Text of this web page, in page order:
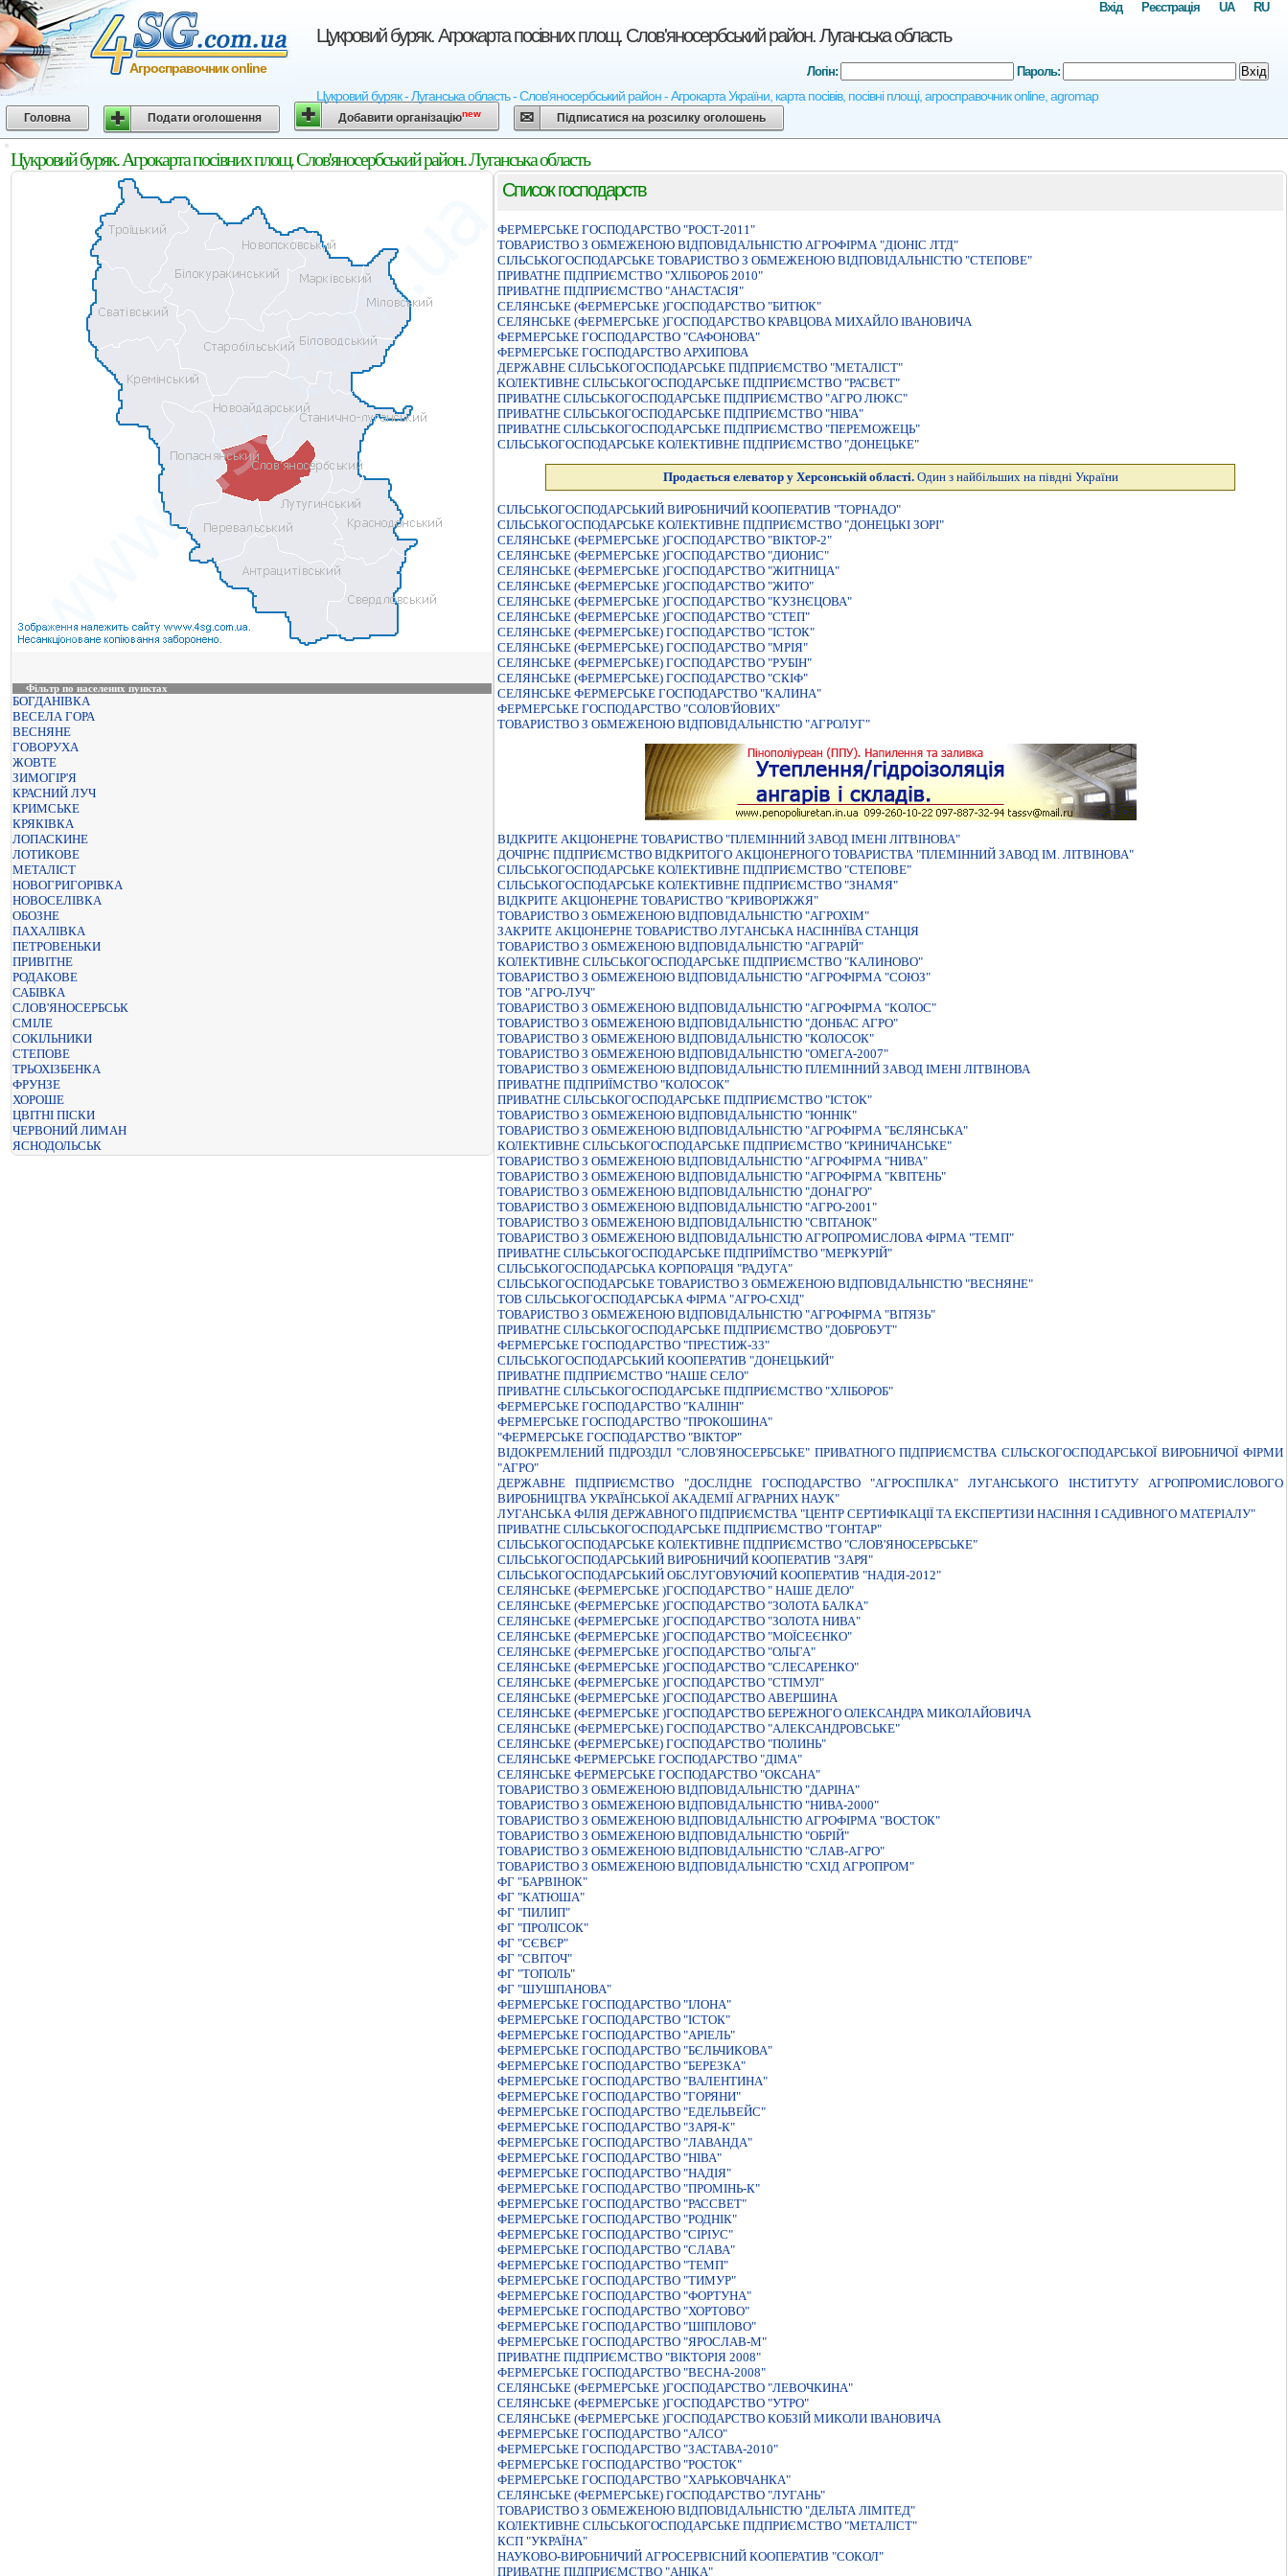
Цукровий буряк. Агрокарта посівних площ. Слов'яносербський район. Луганська область
Цукровий буряк - Луганська область - Слов'яносербський район - Агрокарта України, карта посівів, посівні площі, агросправочник online, agromap
Агросправочник online
RU
UA
Реєстрація
Вхід
Логін: Пароль: Вхід
Головна Подати оголошення Добавити організаціюnew Підписатися на розсилку оголошень
Цукровий буряк. Агрокарта посівних площ. Слов'яносербський район. Луганська область
Фільтр по населених пунктах
БОГДАНІВКА
ВЕСЕЛА ГОРА
ВЕСНЯНЕ
ГОВОРУХА
ЖОВТЕ
ЗИМОГІР'Я
КРАСНИЙ ЛУЧ
КРИМСЬКЕ
КРЯКІВКА
ЛОПАСКИНЕ
ЛОТИКОВЕ
МЕТАЛІСТ
НОВОГРИГОРІВКА
НОВОСЕЛІВКА
ОБОЗНЕ
ПАХАЛІВКА
ПЕТРОВЕНЬКИ
ПРИВІТНЕ
РОДАКОВЕ
САБІВКА
СЛОВ'ЯНОСЕРБСЬК
СМІЛЕ
СОКІЛЬНИКИ
СТЕПОВЕ
ТРЬОХІЗБЕНКА
ФРУНЗЕ
ХОРОШЕ
ЦВІТНІ ПІСКИ
ЧЕРВОНИЙ ЛИМАН
ЯСНОДОЛЬСЬК
Список господарств
ФЕРМЕРСЬКЕ ГОСПОДАРСТВО "РОСТ-2011"
ТОВАРИСТВО З ОБМЕЖЕНОЮ ВIДПОВIДАЛЬНIСТЮ АГРОФIРМА "ДIОНIС ЛТД"
СІЛЬСЬКОГОСПОДАРСЬКЕ ТОВАРИСТВО З ОБМЕЖЕНОЮ ВІДПОВІДАЛЬНІСТЮ "СТЕПОВЕ"
ПРИВАТНЕ ПIДПРИЄМСТВО "ХЛIБОРОБ 2010"
ПРИВАТНЕ ПІДПРИЄМСТВО "АНАСТАСІЯ"
СЕЛЯНСЬКЕ (ФЕРМЕРСЬКЕ )ГОСПОДАРСТВО "БИТЮК"
СЕЛЯНСЬКЕ (ФЕРМЕРСЬКЕ )ГОСПОДАРСТВО КРАВЦОВА МИХАЙЛО IВАНОВИЧА
ФЕРМЕРСЬКЕ ГОСПОДАРСТВО "САФОНОВА"
ФЕРМЕРСЬКЕ ГОСПОДАРСТВО АРХИПОВА
ДЕРЖАВНЕ СIЛЬСЬКОГОСПОДАРСЬКЕ ПIДПРИЄМСТВО "МЕТАЛIСТ"
КОЛЕКТИВНЕ СІЛЬСЬКОГОСПОДАРСЬКЕ ПІДПРИЄМСТВО "РАСВЄТ"
ПРИВАТНЕ СIЛЬСЬКОГОСПОДАРСЬКЕ ПIДПРИЄМСТВО "АГРО ЛЮКС"
ПРИВАТНЕ СIЛЬСЬКОГОСПОДАРСЬКЕ ПIДПРИЄМСТВО "НIВА"
ПРИВАТНЕ СІЛЬСЬКОГОСПОДАРСЬКЕ ПІДПРИЄМСТВО "ПЕРЕМОЖЕЦЬ"
СIЛЬСЬКОГОСПОДАРСЬКЕ КОЛЕКТИВНЕ ПIДПРИЄМСТВО "ДОНЕЦЬКЕ"
Продається елеватор у Херсонській області. Один з найбільших на півдні України
СIЛЬСЬКОГОСПОДАРСЬКИЙ ВИРОБНИЧИЙ КООПЕРАТИВ "ТОРНАДО"
СІЛЬСЬКОГОСПОДАРСЬКЕ КОЛЕКТИВНЕ ПІДПРИЄМСТВО "ДОНЕЦЬКІ ЗОРІ"
СЕЛЯНСЬКЕ (ФЕРМЕРСЬКЕ )ГОСПОДАРСТВО "ВIКТОР-2"
СЕЛЯНСЬКЕ (ФЕРМЕРСЬКЕ )ГОСПОДАРСТВО "ДИОНИС"
СЕЛЯНСЬКЕ (ФЕРМЕРСЬКЕ )ГОСПОДАРСТВО "ЖИТНИЦА"
СЕЛЯНСЬКЕ (ФЕРМЕРСЬКЕ )ГОСПОДАРСТВО "ЖИТО"
СЕЛЯНСЬКЕ (ФЕРМЕРСЬКЕ )ГОСПОДАРСТВО "КУЗНЄЦОВА"
СЕЛЯНСЬКЕ (ФЕРМЕРСЬКЕ )ГОСПОДАРСТВО "СТЕП"
СЕЛЯНСЬКЕ (ФЕРМЕРСЬКЕ) ГОСПОДАРСТВО "ІСТОК"
СЕЛЯНСЬКЕ (ФЕРМЕРСЬКЕ) ГОСПОДАРСТВО "МРІЯ"
СЕЛЯНСЬКЕ (ФЕРМЕРСЬКЕ) ГОСПОДАРСТВО "РУБIН"
СЕЛЯНСЬКЕ (ФЕРМЕРСЬКЕ) ГОСПОДАРСТВО "СКIФ"
СЕЛЯНСЬКЕ ФЕРМЕРСЬКЕ ГОСПОДАРСТВО "КАЛИНА"
ФЕРМЕРСЬКЕ ГОСПОДАРСТВО "СОЛОВ'ЙОВИХ"
ТОВАРИСТВО З ОБМЕЖЕНОЮ ВIДПОВIДАЛЬНIСТЮ "АГРОЛУГ"
ВIДКРИТЕ АКЦIОНЕРНЕ ТОВАРИСТВО "ПЛЕМIННИЙ ЗАВОД IМЕНI ЛIТВIНОВА"
ДОЧIРНЄ ПIДПРИЄМСТВО ВIДКРИТОГО АКЦIОНЕРНОГО ТОВАРИСТВА "ПЛЕМIННИЙ ЗАВОД IМ. ЛIТВIНОВА"
СIЛЬСЬКОГОСПОДАРСЬКЕ КОЛЕКТИВНЕ ПIДПРИЄМСТВО "СТЕПОВЕ"
СIЛЬСЬКОГОСПОДАРСЬКЕ КОЛЕКТИВНЕ ПIДПРИЄМСТВО "ЗНАМЯ"
ВІДКРИТЕ АКЦІОНЕРНЕ ТОВАРИСТВО "КРИВОРІЖЖЯ"
ТОВАРИСТВО З ОБМЕЖЕНОЮ ВІДПОВІДАЛЬНІСТЮ "АГРОХІМ"
ЗАКРИТЕ АКЦIОНЕРНЕ ТОВАРИСТВО ЛУГАНСЬКА НАСIННЇВА СТАНЦIЯ
ТОВАРИСТВО З ОБМЕЖЕНОЮ ВIДПОВIДАЛЬНIСТЮ "АГРАРIЙ"
КОЛЕКТИВНЕ СІЛЬСЬКОГОСПОДАРСЬКЕ ПІДПРИЄМСТВО "КАЛИНОВО"
ТОВАРИСТВО З ОБМЕЖЕНОЮ ВІДПОВІДАЛЬНІСТЮ "АГРОФІРМА "СОЮЗ"
ТОВ "АГРО-ЛУЧ"
ТОВАРИСТВО З ОБМЕЖЕНОЮ ВІДПОВІДАЛЬНІСТЮ "АГРОФІРМА "КОЛОС"
ТОВАРИСТВО З ОБМЕЖЕНОЮ ВIДПОВIДАЛЬНIСТЮ "ДОНБАС АГРО"
ТОВАРИСТВО З ОБМЕЖЕНОЮ ВIДПОВIДАЛЬНIСТЮ "КОЛОСОК"
ТОВАРИСТВО З ОБМЕЖЕНОЮ ВIДПОВIДАЛЬНIСТЮ "ОМЕГА-2007"
ТОВАРИСТВО З ОБМЕЖЕНОЮ ВІДПОВІДАЛЬНІСТЮ ПЛЕМІННИЙ ЗАВОД ІМЕНІ ЛІТВІНОВА
ПРИВАТНЕ ПIДПРИЇМСТВО "КОЛОСОК"
ПРИВАТНЕ СIЛЬСЬКОГОСПОДАРСЬКЕ ПIДПРИЄМСТВО "IСТОК"
ТОВАРИСТВО З ОБМЕЖЕНОЮ ВIДПОВIДАЛЬНIСТЮ "ЮННIК"
ТОВАРИСТВО З ОБМЕЖЕНОЮ ВIДПОВIДАЛЬНIСТЮ "АГРОФIРМА "БЄЛЯНСЬКА"
КОЛЕКТИВНЕ СІЛЬСЬКОГОСПОДАРСЬКЕ ПІДПРИЄМСТВО "КРИНИЧАНСЬКЕ"
ТОВАРИСТВО З ОБМЕЖЕНОЮ ВIДПОВIДАЛЬНIСТЮ "АГРОФIРМА "НИВА"
ТОВАРИСТВО З ОБМЕЖЕНОЮ ВIДПОВIДАЛЬНIСТЮ "АГРОФIРМА "КВIТЕНЬ"
ТОВАРИСТВО З ОБМЕЖЕНОЮ ВIДПОВIДАЛЬНIСТЮ "ДОНАГРО"
ТОВАРИСТВО З ОБМЕЖЕНОЮ ВIДПОВIДАЛЬНIСТЮ "АГРО-2001"
ТОВАРИСТВО З ОБМЕЖЕНОЮ ВІДПОВІДАЛЬНІСТЮ "СВІТАНОК"
ТОВАРИСТВО З ОБМЕЖЕНОЮ ВIДПОВIДАЛЬНIСТЮ АГРОПРОМИСЛОВА ФIРМА "ТЕМП"
ПРИВАТНЕ СIЛЬСЬКОГОСПОДАРСЬКЕ ПIДПРИЇМСТВО "МЕРКУРIЙ"
СIЛЬСЬКОГОСПОДАРСЬКА КОРПОРАЦIЯ "РАДУГА"
СІЛЬСЬКОГОСПОДАРСЬКЕ ТОВАРИСТВО З ОБМЕЖЕНОЮ ВІДПОВІДАЛЬНІСТЮ "ВЕСНЯНЕ"
ТОВ СІЛЬСЬКОГОСПОДАРСЬКА ФІРМА "АГРО-СХІД"
ТОВАРИСТВО З ОБМЕЖЕНОЮ ВIДПОВIДАЛЬНIСТЮ "АГРОФIРМА "ВIТЯЗЬ"
ПРИВАТНЕ СІЛЬСЬКОГОСПОДАРСЬКЕ ПІДПРИЄМСТВО "ДОБРОБУТ"
ФЕРМЕРСЬКЕ ГОСПОДАРСТВО "ПРЕСТИЖ-33"
СІЛЬСЬКОГОСПОДАРСЬКИЙ КООПЕРАТИВ "ДОНЕЦЬКИЙ"
ПРИВАТНЕ ПІДПРИЄМСТВО "НАШЕ СЕЛО"
ПРИВАТНЕ СІЛЬСЬКОГОСПОДАРСЬКЕ ПІДПРИЄМСТВО "ХЛІБОРОБ"
ФЕРМЕРСЬКЕ ГОСПОДАРСТВО "КАЛІНІН"
ФЕРМЕРСЬКЕ ГОСПОДАРСТВО "ПРОКОШИНА"
"ФЕРМЕРСЬКЕ ГОСПОДАРСТВО "ВIКТОР"
ВIДОКРЕМЛЕНИЙ ПIДРОЗДIЛ "СЛОВ'ЯНОСЕРБСЬКЕ" ПРИВАТНОГО ПIДПРИЄМСТВА СIЛЬСКОГОСПОДАРСЬКОЇ ВИРОБНИЧОЇ ФIРМИ
"АГРО"
ДЕРЖАВНЕ ПIДПРИЄМСТВО "ДОСЛIДНЕ ГОСПОДАРСТВО "АГРОСПIЛКА" ЛУГАНСЬКОГО IНСТИТУТУ АГРОПРОМИСЛОВОГО
ВИРОБНИЦТВА УКРАЇНСЬКОЇ АКАДЕМIЇ АГРАРНИХ НАУК"
ЛУГАНСЬКА ФІЛІЯ ДЕРЖАВНОГО ПІДПРИЄМСТВА "ЦЕНТР СЕРТИФІКАЦІЇ ТА ЕКСПЕРТИЗИ НАСІННЯ І САДИВНОГО МАТЕРІАЛУ"
ПРИВАТНЕ СIЛЬСЬКОГОСПОДАРСЬКЕ ПIДПРИЄМСТВО "ГОНТАР"
СIЛЬСЬКОГОСПОДАРСЬКЕ КОЛЕКТИВНЕ ПIДПРИЄМСТВО "СЛОВ'ЯНОСЕРБСЬКЕ"
СIЛЬСЬКОГОСПОДАРСЬКИЙ ВИРОБНИЧИЙ КООПЕРАТИВ "ЗАРЯ"
СІЛЬСЬКОГОСПОДАРСЬКИЙ ОБСЛУГОВУЮЧИЙ КООПЕРАТИВ "НАДІЯ-2012"
СЕЛЯНСЬКЕ (ФЕРМЕРСЬКЕ )ГОСПОДАРСТВО " НАШЕ ДЕЛО"
СЕЛЯНСЬКЕ (ФЕРМЕРСЬКЕ )ГОСПОДАРСТВО "ЗОЛОТА БАЛКА"
СЕЛЯНСЬКЕ (ФЕРМЕРСЬКЕ )ГОСПОДАРСТВО "ЗОЛОТА НИВА"
СЕЛЯНСЬКЕ (ФЕРМЕРСЬКЕ )ГОСПОДАРСТВО "МОЇСЕЄНКО"
СЕЛЯНСЬКЕ (ФЕРМЕРСЬКЕ )ГОСПОДАРСТВО "ОЛЬГА"
СЕЛЯНСЬКЕ (ФЕРМЕРСЬКЕ )ГОСПОДАРСТВО "СЛЕСАРЕНКО"
СЕЛЯНСЬКЕ (ФЕРМЕРСЬКЕ )ГОСПОДАРСТВО "СТІМУЛ"
СЕЛЯНСЬКЕ (ФЕРМЕРСЬКЕ )ГОСПОДАРСТВО АВЕРШИНА
СЕЛЯНСЬКЕ (ФЕРМЕРСЬКЕ )ГОСПОДАРСТВО БЕРЕЖНОГО ОЛЕКСАНДРА МИКОЛАЙОВИЧА
СЕЛЯНСЬКЕ (ФЕРМЕРСЬКЕ) ГОСПОДАРСТВО "АЛЕКСАНДРОВСЬКЕ"
СЕЛЯНСЬКЕ (ФЕРМЕРСЬКЕ) ГОСПОДАРСТВО "ПОЛИНЬ"
СЕЛЯНСЬКЕ ФЕРМЕРСЬКЕ ГОСПОДАРСТВО "ДIМА"
СЕЛЯНСЬКЕ ФЕРМЕРСЬКЕ ГОСПОДАРСТВО "ОКСАНА"
ТОВАРИСТВО З ОБМЕЖЕНОЮ ВIДПОВIДАЛЬНIСТЮ "ДАРIНА"
ТОВАРИСТВО З ОБМЕЖЕНОЮ ВIДПОВIДАЛЬНIСТЮ "НИВА-2000"
ТОВАРИСТВО З ОБМЕЖЕНОЮ ВIДПОВIДАЛЬНIСТЮ АГРОФIРМА "ВОСТОК"
ТОВАРИСТВО З ОБМЕЖЕНОЮ ВІДПОВІДАЛЬНІСТЮ "ОБРІЙ"
ТОВАРИСТВО З ОБМЕЖЕНОЮ ВІДПОВІДАЛЬНІСТЮ "СЛАВ-АГРО"
ТОВАРИСТВО З ОБМЕЖЕНОЮ ВІДПОВІДАЛЬНІСТЮ "СХІД АГРОПРОМ"
ФГ "БАРВІНОК"
ФГ "КАТЮША"
ФГ "ПИЛИП"
ФГ "ПРОЛІСОК"
ФГ "СЄВЄР"
ФГ "СВІТОЧ"
ФГ "ТОПОЛЬ"
ФГ "ШУШПАНОВА"
ФЕРМЕРСЬКЕ ГОСПОДАРСТВО "IЛОНА"
ФЕРМЕРСЬКЕ ГОСПОДАРСТВО "IСТОК"
ФЕРМЕРСЬКЕ ГОСПОДАРСТВО "АРIЕЛЬ"
ФЕРМЕРСЬКЕ ГОСПОДАРСТВО "БЄЛЬЧИКОВА"
ФЕРМЕРСЬКЕ ГОСПОДАРСТВО "БЕРЕЗКА"
ФЕРМЕРСЬКЕ ГОСПОДАРСТВО "ВАЛЕНТИНА"
ФЕРМЕРСЬКЕ ГОСПОДАРСТВО "ГОРЯНИ"
ФЕРМЕРСЬКЕ ГОСПОДАРСТВО "ЕДЕЛЬВЕЙС"
ФЕРМЕРСЬКЕ ГОСПОДАРСТВО "ЗАРЯ-К"
ФЕРМЕРСЬКЕ ГОСПОДАРСТВО "ЛАВАНДА"
ФЕРМЕРСЬКЕ ГОСПОДАРСТВО "НIВА"
ФЕРМЕРСЬКЕ ГОСПОДАРСТВО "НАДIЯ"
ФЕРМЕРСЬКЕ ГОСПОДАРСТВО "ПРОМІНЬ-К"
ФЕРМЕРСЬКЕ ГОСПОДАРСТВО "РАССВЕТ"
ФЕРМЕРСЬКЕ ГОСПОДАРСТВО "РОДНIК"
ФЕРМЕРСЬКЕ ГОСПОДАРСТВО "СIРIУС"
ФЕРМЕРСЬКЕ ГОСПОДАРСТВО "СЛАВА"
ФЕРМЕРСЬКЕ ГОСПОДАРСТВО "ТЕМП"
ФЕРМЕРСЬКЕ ГОСПОДАРСТВО "ТИМУР"
ФЕРМЕРСЬКЕ ГОСПОДАРСТВО "ФОРТУНА"
ФЕРМЕРСЬКЕ ГОСПОДАРСТВО "ХОРТОВО"
ФЕРМЕРСЬКЕ ГОСПОДАРСТВО "ШIПIЛОВО"
ФЕРМЕРСЬКЕ ГОСПОДАРСТВО "ЯРОСЛАВ-М"
ПРИВАТНЕ ПIДПРИЄМСТВО "ВIКТОРIЯ 2008"
ФЕРМЕРСЬКЕ ГОСПОДАРСТВО "ВЕСНА-2008"
СЕЛЯНСЬКЕ (ФЕРМЕРСЬКЕ )ГОСПОДАРСТВО "ЛЕВОЧКИНА"
СЕЛЯНСЬКЕ (ФЕРМЕРСЬКЕ )ГОСПОДАРСТВО "УТРО"
СЕЛЯНСЬКЕ (ФЕРМЕРСЬКЕ )ГОСПОДАРСТВО КОБЗIЙ МИКОЛИ IВАНОВИЧА
ФЕРМЕРСЬКЕ ГОСПОДАРСТВО "АЛСО"
ФЕРМЕРСЬКЕ ГОСПОДАРСТВО "ЗАСТАВА-2010"
ФЕРМЕРСЬКЕ ГОСПОДАРСТВО "РОСТОК"
ФЕРМЕРСЬКЕ ГОСПОДАРСТВО "ХАРЬКОВЧАНКА"
СЕЛЯНСЬКЕ (ФЕРМЕРСЬКЕ) ГОСПОДАРСТВО "ЛУГАНЬ"
ТОВАРИСТВО З ОБМЕЖЕНОЮ ВIДПОВIДАЛЬНIСТЮ "ДЕЛЬТА ЛIМIТЕД"
КОЛЕКТИВНЕ СІЛЬСЬКОГОСПОДАРСЬКЕ ПІДПРИЄМСТВО "МЕТАЛІСТ"
КСП "УКРАЇНА"
НАУКОВО-ВИРОБНИЧИЙ АГРОСЕРВIСНИЙ КООПЕРАТИВ "СОКОЛ"
ПРИВАТНЕ ПIДПРИЄМСТВО "АНIКА"